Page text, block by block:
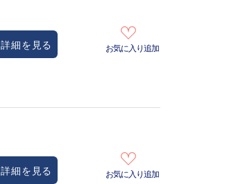
詳細を見る お気に入り追加
詳細を見る お気に入り追加